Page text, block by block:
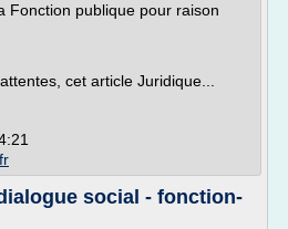
Fonction publique pour raison
cet article Juridique...
social - fonction-